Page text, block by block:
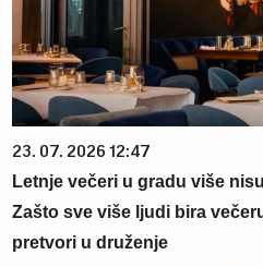
23. 07. 2026 12:47
Letnje večeri u gradu više
Zašto sve više ljudi bira
pretvori u druženje